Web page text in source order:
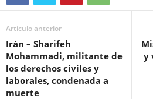
Artículo anterior
Irán – Sharifeh
Mohammadi, militante de
los derechos civiles y
laborales, condenada a
muerte
y